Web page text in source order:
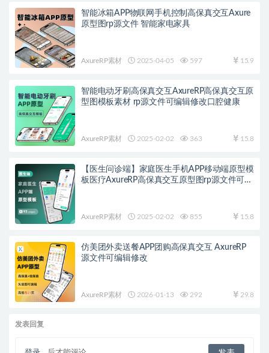
智能冰箱APP物联网手机控制高保真交互Axure
原型图rp源文件 智能家电家具
AxureRP素材 2025-04-05 597 15.9
智能电动牙刷高保真交互AxureRP高保真交互原
型图模板素材 rp源文件可编辑修改口腔健康
AxureRP素材 2025-02-02 363 15.8
【医生问诊端】家庭医生手机APP移动端原型模
板医疗AxureRP高保真交互原型图rp源文件可编
AxureRP素材 2025-02-02 855 15.8
仿美团外卖送餐APP团购高保真交互 AxureRP
源文件可编辑修改
AxureRP素材 2026-01-13 292 29.8
发表回复